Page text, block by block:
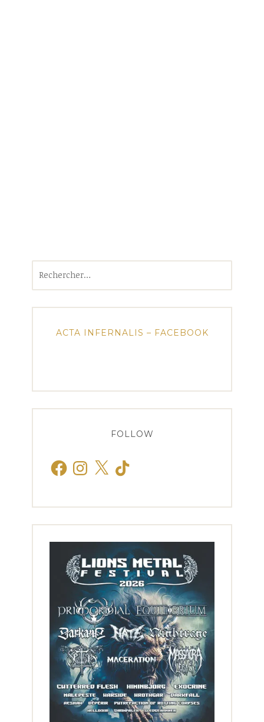
ACTA INFERNALIS – FACEBOOK
FOLLOW
FacebookInstagram
X TikTok